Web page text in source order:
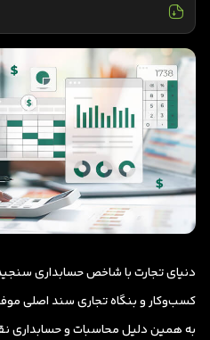
دنیای تجارت با شاخص حسابداری
کسب‌وکار و بنگاه تجاری سند اصلی
به همین دلیل محاسبات و حسابداری